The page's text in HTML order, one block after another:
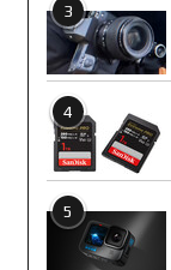
3
4
5